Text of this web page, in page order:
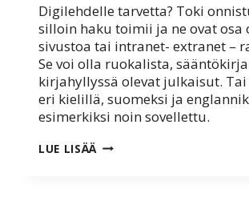
Digilehdelle tarvetta? Toki
silloin haku toimii ja ne ovat osa
sivustoa tai intranet- extranet –
Se voi olla ruokalista,
kirjahyllyssä olevat julkaisut.
eri kielillä, suomeksi ja
esimerkiksi noin sovellettu.
LUE LISÄÄ DIGILEHDELLE